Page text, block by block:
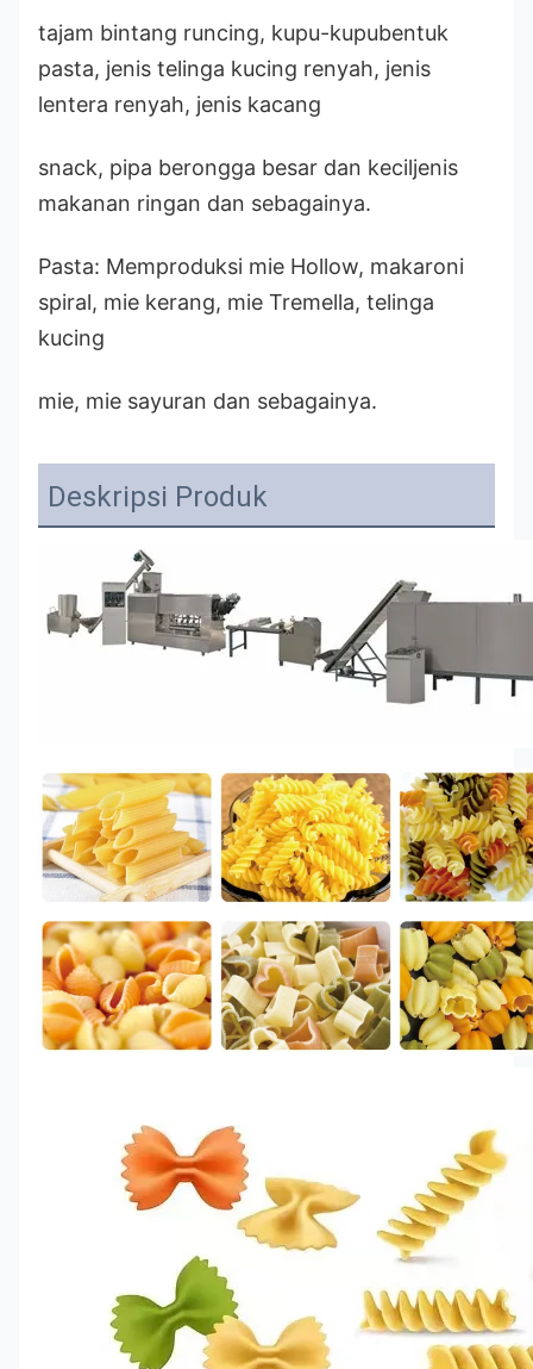
tajam bintang runcing, kupu-kupubentuk
pasta, jenis telinga kucing renyah, jenis
lentera renyah, jenis kacang
snack, pipa berongga besar dan keciljenis
makanan ringan dan sebagainya.
Pasta: Memproduksi mie Hollow, makaroni
spiral, mie kerang, mie Tremella, telinga
kucing
mie, mie sayuran dan sebagainya.
Deskripsi Produk